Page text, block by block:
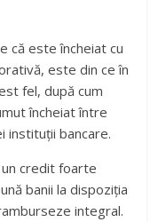
că este încheiat cu
este din ce în
fel, după cum
încheiat între
instituții bancare.
credit foarte
banii la dispoziția
integral.